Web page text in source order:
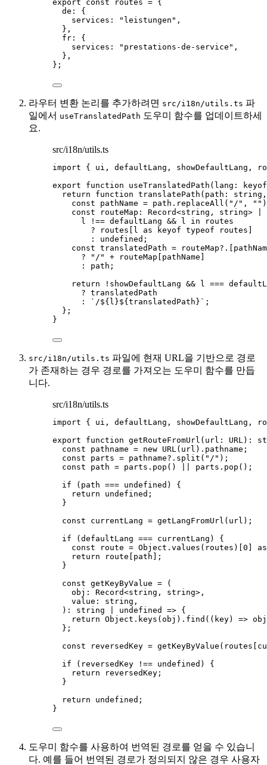
export const routes = {
de: {
services:
" leistungen " ,
},
fr: {
services:
" prestations-de-service " ,
},
} ;
라우터 변환 논리를 추가하려면 src/i18n/utils.ts 파
일에서 useTranslatedPath 도우미 함수를 업데이트하세
요.
src/i18n/utils.ts
import { ui, defaultLang, showDefaultLang,
export
function useTranslatedPath ( lang :
keyof
return
function translatePath ( path : string
const pathName = path . replaceAll ( " / " , ""
const
routeMap : Record<string , string>
l
!== defaultLang && l in routes
? routes[l as keyof typeof routes]
:
undefined ;
const translatedPath = routeMap?.
?
" / " + routeMap[pathName]
:
path;
return
! showDefaultLang && l ===
? translatedPath
:
` /${l }${translatedPath} ` ;
};
}
src/i18n/utils.ts 파일에 현재 URL을 기반으로 경로
가 존재하는 경우 경로를 가져오는 도우미 함수를 만듭
니다.
src/i18n/utils.ts
import { ui, defaultLang, showDefaultLang,
export
function getRouteFromUrl ( url : URL ) :
const pathname = new URL (url) . pathname ;
const parts = pathname?. split ( " / " );
const path = parts . pop () parts . pop ();
if (path === undefined ) {
return
undefined ;
}
const currentLang = getLangFromUrl (url);
if (defaultLang === currentLang) {
const
route = Object . values (routes)[0 ]
return route[path];
}
const getKeyByValue =
(
obj : Record<string , string>,
value : string ,
) : string undefined
=> {
return Object . keys (obj) . find ( ( key) =>
} ;
const
reversedKey = getKeyByValue
if (reversedKey !== undefined ) {
return reversedKey;
}
return
undefined ;
}
도우미 함수를 사용하여 번역된 경로를 얻을 수 있습니
다. 예를 들어 번역된 경로가 정의되지 않은 경우 사용자